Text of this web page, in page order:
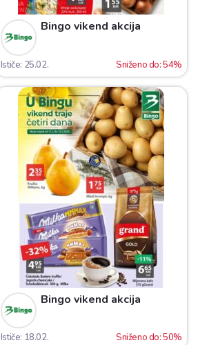
Bingo vikend akcija
Ističe: 25.02. Sniženo do: 54%
Bingo vikend akcija
Ističe: 18.02. Sniženo do: 50%